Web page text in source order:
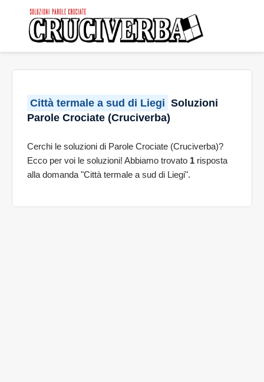
Città termale a sud di Liegi Soluzioni
Parole Crociate (Cruciverba)
Cerchi le soluzioni di Parole Crociate (Cruciverba)?
Ecco per voi le soluzioni! Abbiamo trovato 1 risposta
alla domanda "Città termale a sud di Liegi".